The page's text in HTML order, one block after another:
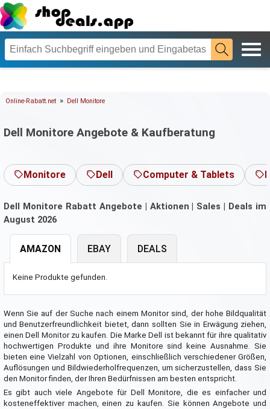
Online-Rabatt.net » Dell Monitore
Dell Monitore Angebote & Kaufberatung
Monitore Dell Computer & Tablets
Dell Monitore Rabatt Angebote | Aktionen | Sales | Deals im
August 2026
AMAZON
Keine Produkte gefunden.
EBAY DEALS
Wenn Sie auf der Suche nach einem Monitor sind, der hohe Bildqualität
und Benutzerfreundlichkeit bietet, dann sollten Sie in Erwägung ziehen,
einen Dell Monitor zu kaufen. Die Marke Dell ist bekannt für ihre qualitativ
hochwertigen Produkte und ihre Monitore sind keine Ausnahme. Sie
bieten eine Vielzahl von Optionen, einschließlich verschiedener Größen,
Auflösungen und Bildwiederholfrequenzen, um sicherzustellen, dass Sie
den Monitor finden, der Ihren Bedürfnissen am besten entspricht.
Es gibt auch viele Angebote für Dell Monitore, die es einfacher und
kosteneffektiver machen, einen zu kaufen. Sie können Angebote und